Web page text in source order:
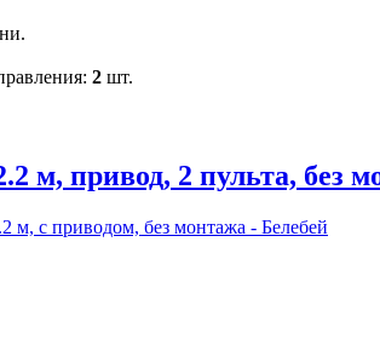
2 шт.
м, привод, 2 пульта, без